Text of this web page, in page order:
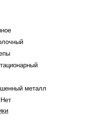
металл
Нет